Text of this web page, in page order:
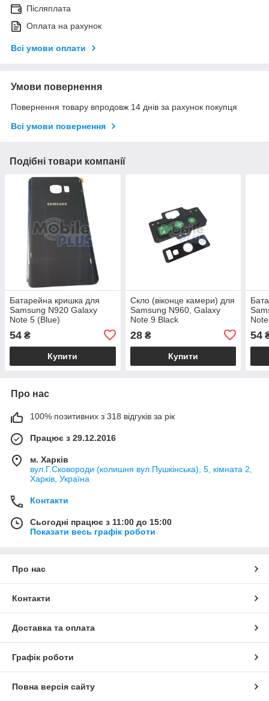
Післяплата
Оплата на рахунок
Всі умови оплати
Умови повернення
Повернення товару впродовж 14 днів за рахунок покупця
Всі умови повернення
Подібні товари компанії
Батарейна кришка для
Samsung N920 Galaxy
Note 5 (Blue)
54 ₴
Купити
Скло (віконце камери) для
Samsung N960, Galaxy
Note 9 Black
28₴
Купити
54
Про нас
100% позитивних з 318 відгуків за рік
Працює з 29.12.2016
м. Харків
вул.Г.Сковороди (колишня вул.Пушкінська), 5, кімната 2,
Харків, Україна
Контакти
Сьогодні працює з 11:00 до 15:00
Показати весь графік роботи
Про нас
Контакти
Доставка та оплата
Графік роботи
Повна версія сайту